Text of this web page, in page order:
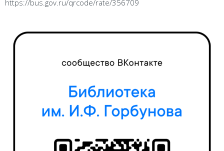
https://bus.gov.ru/qrcode/rate/356709